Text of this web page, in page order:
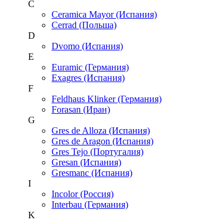
C
Ceramica Mayor (Испания)
Cerrad (Польша)
D
Dvomo (Испания)
E
Euramic (Германия)
Exagres (Испания)
F
Feldhaus Klinker (Германия)
Forasan (Иран)
G
Gres de Alloza (Испания)
Gres de Aragon (Испания)
Gres Tejo (Португалия)
Gresan (Испания)
Gresmanc (Испания)
I
Incolor (Россия)
Interbau (Германия)
K